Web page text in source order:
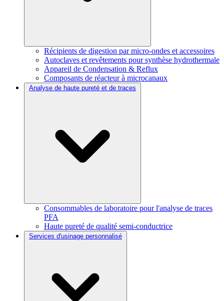
Récipients de digestion par micro-ondes et accessoires
Autoclaves et revêtements pour synthèse hydrothermale
Appareil de Condensation & Reflux
Composants de réacteur à microcanaux
Analyse de haute pureté et de traces
Consommables de laboratoire pour l'analyse de traces
PFA
Haute pureté de qualité semi-conductrice
Services d'usinage personnalisé